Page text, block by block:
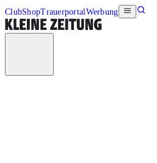
ClubShopTrauerportalWerbung